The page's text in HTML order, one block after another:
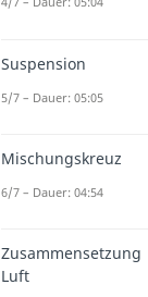
Suspension
5/7 – Dauer: 05:05
Mischungskreuz
6/7 – Dauer: 04:54
Zusammensetzung
Luft